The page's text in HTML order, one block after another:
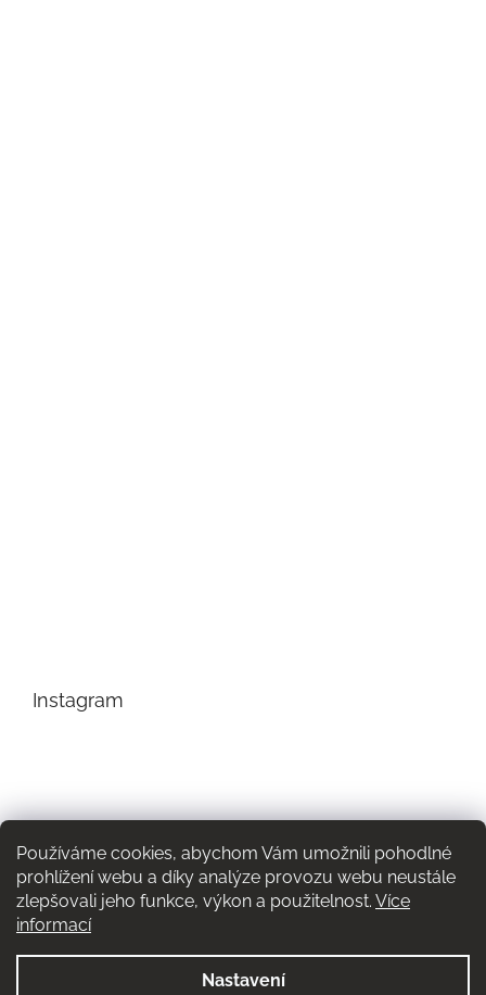
Používáme cookies, abychom Vám umožnili pohodlné
prohlížení webu a díky analýze provozu webu neustále
zlepšovali jeho funkce, výkon a použitelnost. Více
informací
Nastavení
Instagram